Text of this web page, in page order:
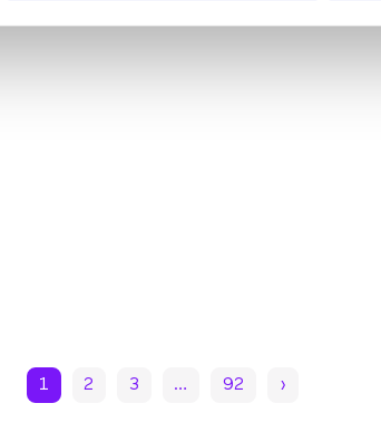
1 2 3 … 92 ›